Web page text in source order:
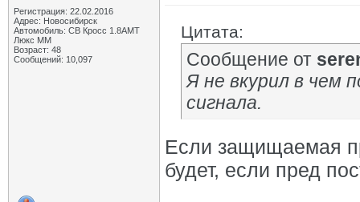
Регистрация: 22.02.2016
Адрес: Новосибирск
Автомобиль: СВ Кросс 1.8АМТ
Люкс ММ
Возраст: 48
Сообщений: 10,097
Цитата:
Сообщение от
Я не вкурил в чем
сигнала.
Если защищаемая
будет, если пред